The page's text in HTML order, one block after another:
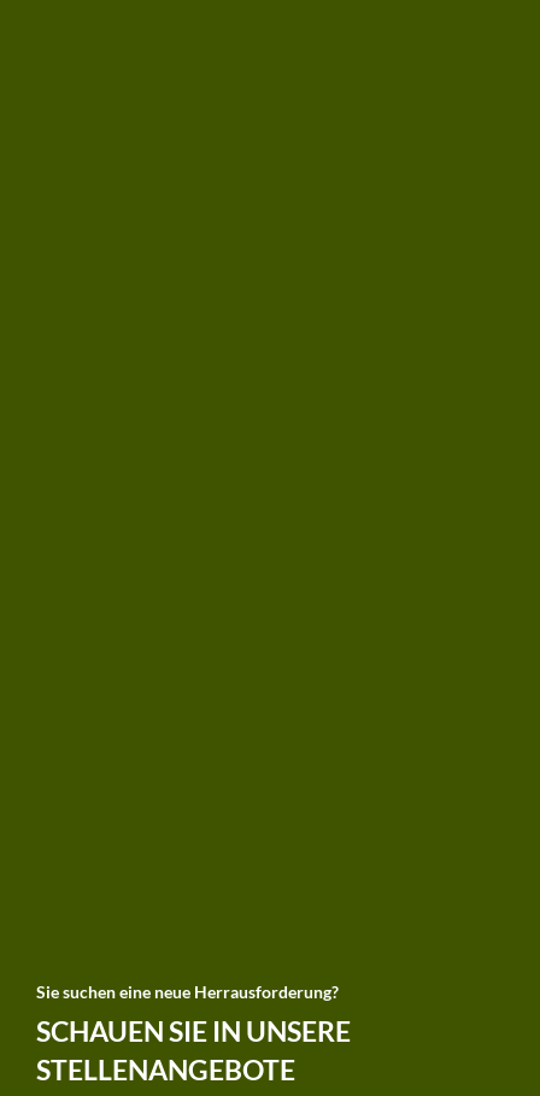
Sie suchen eine neue Herrausforderung?
SCHAUEN SIE IN UNSERE
STELLENANGEBOTE